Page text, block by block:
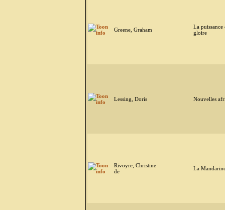
Greene, Graham
La puissance
gloire
Lessing, Doris Nouvelles
Rivoyre, Christine
de
La